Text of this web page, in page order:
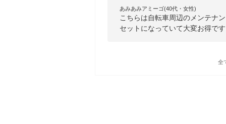
あみあみアミーゴ(40代・女性)
こちらは自転車周辺のメンテナ
セットになっていて大変お得です
全